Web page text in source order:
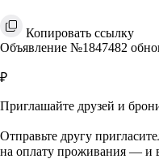
Копировать ссылку
Объявление №1847482
₽
Приглашайте друзей и
Отправьте другу
на оплату проживания — и